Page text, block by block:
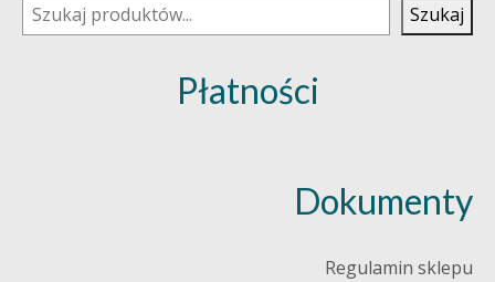
Szukaj
Płatności
Dokumenty
Regulamin sklepu